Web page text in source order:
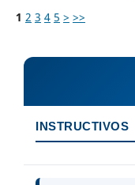
1 2 3 4 5 > >>
INSTRUCTIVOS